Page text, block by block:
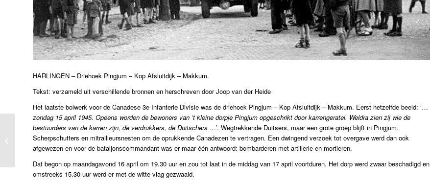
HARLINGEN – Driehoek Pingjum – Kop Afsluitdijk – Makkum.
Tekst: verzameld uit verschillende bronnen en herschreven door Joop van der Heide
Het laatste bolwerk voor de Canadese 3e Infanterie Divisie was de driehoek Pingjum – Kop Afsluitdijk – Makkum. Eerst hetzelfde beeld: ‘…
zondag 15 april 1945. Opeens worden de bewoners van ’t kleine dorpje Pingjum opgeschrikt door karrengeratel. Weldra zien zij wie de
bestuurders van de karren zijn, de verdrukkers, de Duitschers …’. Wegtrekkende Duitsers, maar een grote groep blijft in Pingjum.
Scherpschutters en mitrailleursnesten om de oprukkende Canadezen te vertragen. Een dwingend verzoek tot overgave werd dan ook
afgewezen en voor de bataljonscommandant was er maar één antwoord: bombarderen met artillerie en mortieren.
Dat begon op maandagavond 16 april om 19.30 uur en zou tot laat in de middag van 17 april voortduren. Het dorp werd zwaar beschadigd en
omstreeks 15.30 uur werd er met de witte vlag gezwaaid.
Watze uit Makkum
restaureert het liefst